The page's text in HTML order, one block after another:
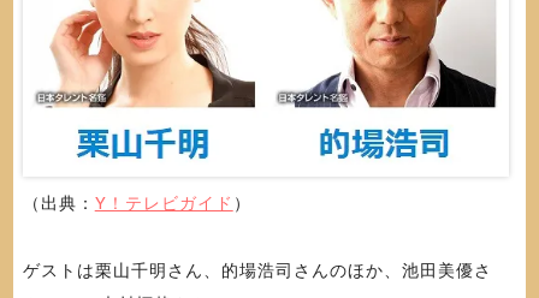
（出典： Y！テレビガイド ）
ゲストは栗山千明さん、的場浩司さんのほか、池田美優さ